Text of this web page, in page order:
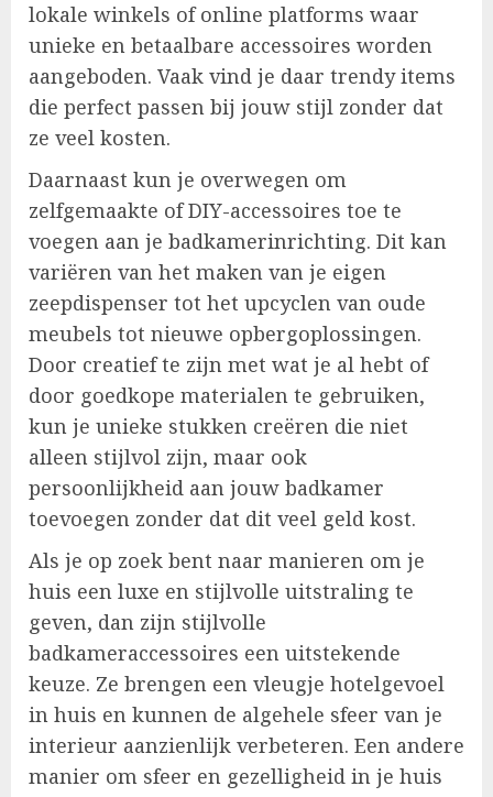
lokale winkels of online platforms waar
unieke en betaalbare accessoires worden
aangeboden. Vaak vind je daar trendy items
die perfect passen bij jouw stijl zonder dat
ze veel kosten.
Daarnaast kun je overwegen om
zelfgemaakte of DIY-accessoires toe te
voegen aan je badkamerinrichting. Dit kan
variëren van het maken van je eigen
zeepdispenser tot het upcyclen van oude
meubels tot nieuwe opbergoplossingen.
Door creatief te zijn met wat je al hebt of
door goedkope materialen te gebruiken,
kun je unieke stukken creëren die niet
alleen stijlvol zijn, maar ook
persoonlijkheid aan jouw badkamer
toevoegen zonder dat dit veel geld kost.
Als je op zoek bent naar manieren om je
huis een luxe en stijlvolle uitstraling te
geven, dan zijn stijlvolle
badkameraccessoires een uitstekende
keuze. Ze brengen een vleugje hotelgevoel
in huis en kunnen de algehele sfeer van je
interieur aanzienlijk verbeteren. Een andere
manier om sfeer en gezelligheid in je huis